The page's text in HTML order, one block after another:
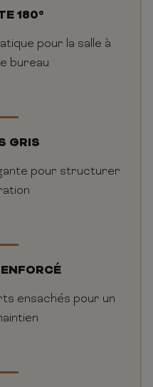
180°
pour la salle à
bureau
GRIS
pour structurer
ensachés pour un